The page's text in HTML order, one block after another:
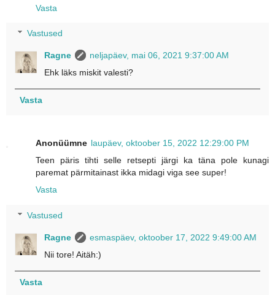
Vasta
Vastused
Ragne
neljapäev, mai 06, 2021 9:37:00 AM
Ehk läks miskit valesti?
Vasta
Anonüümne laupäev, oktoober 15, 2022 12:29:00 PM
Teen päris tihti selle retsepti järgi ka täna pole kunagi
paremat pärmitainast ikka midagi viga see super!
Vasta
Vastused
Ragne
esmaspäev, oktoober 17, 2022 9:49:00 AM
Nii tore! Aitäh:)
Vasta